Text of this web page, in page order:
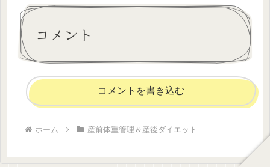
コメント
コメントを書き込む
ホーム 産前体重管理＆産後ダイエット